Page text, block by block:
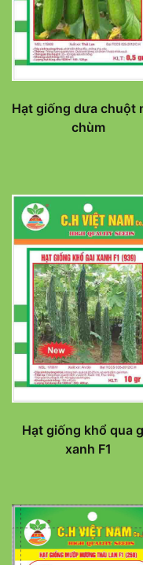
Hạt giống dưa chuột
chùm
Hạt giống khổ qua
xanh F1